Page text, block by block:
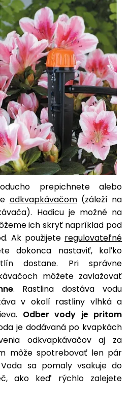
prepichnete alebo
odkvapkávačom(záleží na
Hadicu je možné na
ich skryť napríklad pod
Ak použijete regulovateľné
dokonca nastaviť, koľko
dostane. Pri správne
môžete zavlažovať
. Rastlina dostáva vodu
v okolí rastliny vlhká a
Odber vody je pritom
je dodávaná po kvapkách
odkvapkávačov aj za
môže spotrebovať len pár
sa pomaly vsakuje do
ako keď rýchlo zalejete